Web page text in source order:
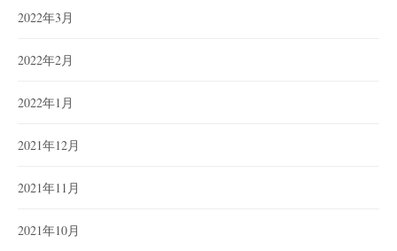
2022年3月
2022年2月
2022年1月
2021年12月
2021年11月
2021年10月